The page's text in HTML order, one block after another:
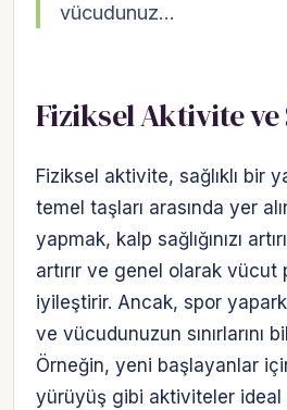
vücudunuz…
Fiziksel Aktivite ve
Fiziksel aktivite, sağlıklı bir
temel taşları arasında yer
yapmak, kalp sağlığınızı
artırır ve genel olarak vücut
iyileştirir. Ancak, spor
ve vücudunuzun sınırlarını
Örneğin, yeni başlayanlar
yürüyüş gibi aktiviteler ideal